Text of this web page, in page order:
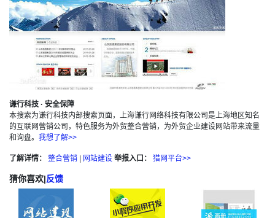
谦行科技 · 安全保障
本搜索为谦行科技内部搜索页面，上海谦行网络科技有限公司是上海地区知名
的互联网营销公司，特色服务为外贸整合营销，为外贸企业建设网站带来流量
和询盘。 我想了解>>
了解详情： 整合营销 网站建设 举报入口： 猎网平台>>
猜你喜欢|反馈